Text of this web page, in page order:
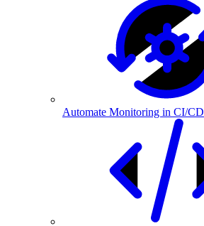
Automate Monitoring in CI/CD